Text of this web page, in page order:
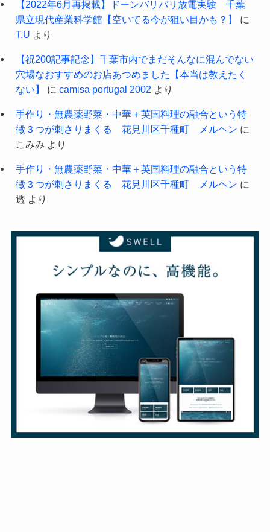
【2022年6月再掲載】ドーンバリバリ放電実験 千葉
県立現代産業科学館【空いてる今が狙い目かも？】
に
T.U より
【祝200記事記念】千葉市内でまだそんなに混んでない
穴場なおすすめのお店あつめました【本当は教えたく
ない】
に camisa portugal 2002 より
手作り・無農薬野菜・中華＋英国料理の融合という特
徴３つが刺さりまくる 花見川区千種町 メルヘン に
こみみ より
手作り・無農薬野菜・中華＋英国料理の融合という特
徴３つが刺さりまくる 花見川区千種町 メルヘン に
透 より